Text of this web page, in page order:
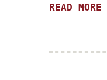
READ MORE